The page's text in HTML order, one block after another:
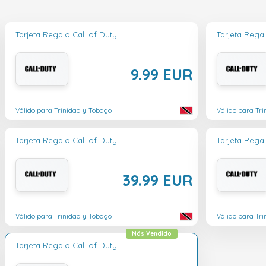
Tarjeta Regalo Call of Duty
9.99 EUR
Válido para Trinidad y Tobago
Tarjeta
Válido para
Tarjeta Regalo Call of Duty
39.99 EUR
Válido para Trinidad y Tobago
Tarjeta
Válido para
Tarjeta Regalo Call of Duty
Más Vendido